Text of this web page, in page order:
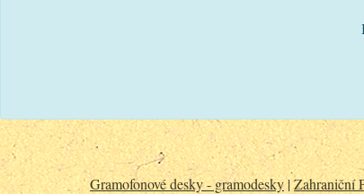
Gramofonové desky - gramodesky|Zahraniční